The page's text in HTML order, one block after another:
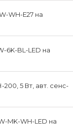
WH-E27 на
6K-BL-LED на
5 Вт, авт. сенс-
MK-WH-LED на